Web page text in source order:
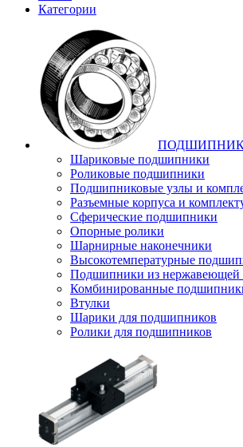
Категории
Шариковые подшипники
Роликовые подшипники
Подшипниковые узлы и
Разъемные корпуса и
Сферические подшипники
Опорные ролики
Шарнирные наконечники
Высокотемпературные
Подшипники из нержавеющей
Комбинированные
Втулки
Шарики для подшипников
Ролики для подшипников